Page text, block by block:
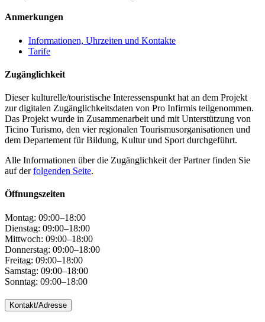
Anmerkungen
Informationen, Uhrzeiten und Kontakte
Tarife
Zugänglichkeit
Dieser kulturelle/touristische Interessenspunkt hat an dem Projekt
zur digitalen Zugänglichkeitsdaten von Pro Infirmis teilgenommen.
Das Projekt wurde in Zusammenarbeit und mit Unterstützung von
Ticino Turismo, den vier regionalen Tourismusorganisationen und
dem Departement für Bildung, Kultur und Sport durchgeführt.
Alle Informationen über die Zugänglichkeit der Partner finden Sie
auf derfolgenden Seite.
Öffnungszeiten
Montag: 09:00–18:00
Dienstag: 09:00–18:00
Mittwoch: 09:00–18:00
Donnerstag: 09:00–18:00
Freitag: 09:00–18:00
Samstag: 09:00–18:00
Sonntag: 09:00–18:00
Kontakt/Adresse